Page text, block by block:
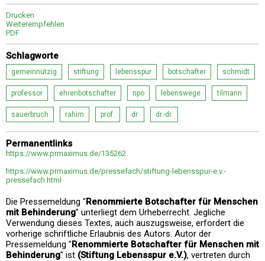
Drucken
Weiterempfehlen
PDF
Schlagworte
gemeinnützig stiftung lebensspur botschafter schmidt
professor ehrenbotschafter npo lebenswege tilmann
sauerbruch rahim prof. dr. dr.-dr.
Permanentlinks
https://www.prmaximus.de/135262
https://www.prmaximus.de/pressefach/stiftung-lebensspur-e.v.-
pressefach.html
Die Pressemeldung "Renommierte Botschafter für Menschen
mit Behinderung" unterliegt dem Urheberrecht. Jegliche
Verwendung dieses Textes, auch auszugsweise, erfordert die
vorherige schriftliche Erlaubnis des Autors. Autor der
Pressemeldung "Renommierte Botschafter für Menschen mit
Behinderung" ist (Stiftung Lebensspur e.V.), vertreten durch